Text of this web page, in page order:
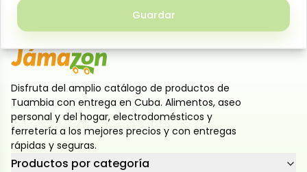
fibra y sabor a tus comidas de manera práctica.
Disfruta del amplio catálogo de productos de
Tuambia con entrega en Cuba. Alimentos, aseo
personal y del hogar, electrodomésticos y
ferretería a los mejores precios y con entregas
rápidas y seguras.
Productos por categoría
Guardar
Guardar